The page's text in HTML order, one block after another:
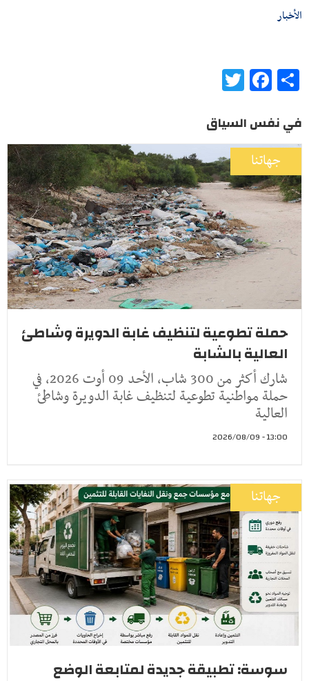
الأخبار
Share
Facebook
في نفس السياق
جهاتنا
حملة تطوعية لتنظيف غابة الدويرة وشاطئ
العالية بالشابة
شارك أكثر من 300 شاب، الأحد 09 أوت 2026، في
حملة مواطنية تطوعية لتنظيف غابة الدويرة وشاطئ
العالية
13:00 - 2026/08/09
جهاتنا
سوسة: تطبيقة جديدة لمتابعة الوضع